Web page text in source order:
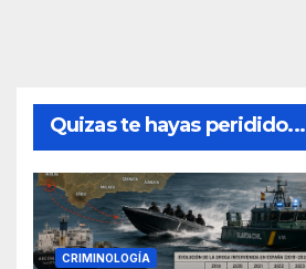
Quizas te hayas peridido...
CRIMINOLOGÍA